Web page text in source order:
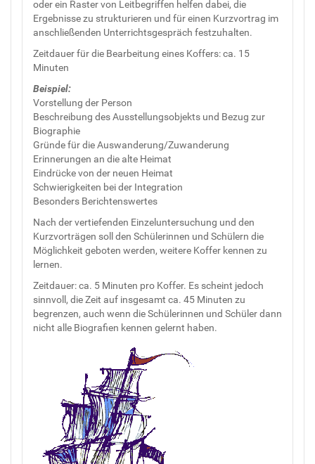
oder ein Raster von Leitbegriffen helfen dabei, die
Ergebnisse zu strukturieren und für einen Kurzvortrag im
anschließenden Unterrichtsgespräch festzuhalten.
Zeitdauer für die Bearbeitung eines Koffers: ca. 15
Minuten
Beispiel:
Vorstellung der Person
Beschreibung des Ausstellungsobjekts und Bezug zur
Biographie
Gründe für die Auswanderung/Zuwanderung
Erinnerungen an die alte Heimat
Eindrücke von der neuen Heimat
Schwierigkeiten bei der Integration
Besonders Berichtenswertes
Nach der vertiefenden Einzeluntersuchung und den
Kurzvorträgen soll den Schülerinnen und Schülern die
Möglichkeit geboten werden, weitere Koffer kennen zu
lernen.
Zeitdauer: ca. 5 Minuten pro Koffer. Es scheint jedoch
sinnvoll, die Zeit auf insgesamt ca. 45 Minuten zu
begrenzen, auch wenn die Schülerinnen und Schüler dann
nicht alle Biografien kennen gelernt haben.